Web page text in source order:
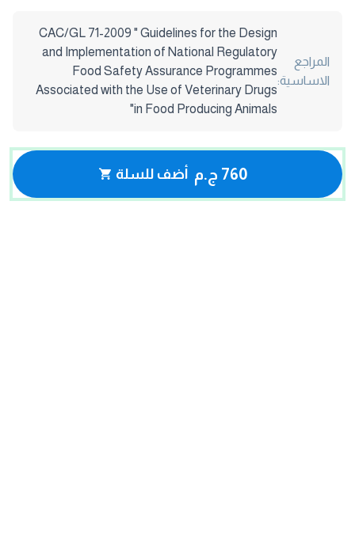
المراجع
الاساسية:
CAC/GL 71-2009 " Guidelines for the Design
and Implementation of National Regulatory
Food Safety Assurance Programmes
Associated with the Use of Veterinary Drugs
in Food Producing Animals"
760 ج.م أضف للسلة